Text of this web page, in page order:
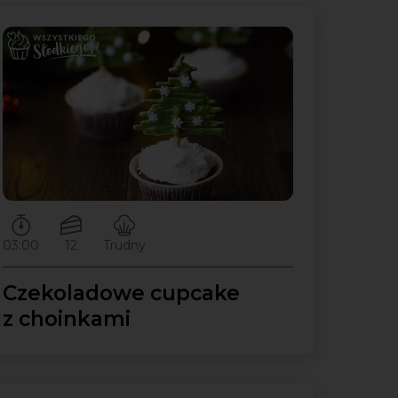
Czas przygotowywania:
03:00
Ilość porcji:
12
Poziom trudności:
Trudny
Czekoladowe cupcake
z choinkami